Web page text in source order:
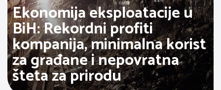
Ekonomija eksploatacije u
BiH: Rekordni profiti
kompanija, minimalna korist
za građane i nepovratna
šteta za prirodu